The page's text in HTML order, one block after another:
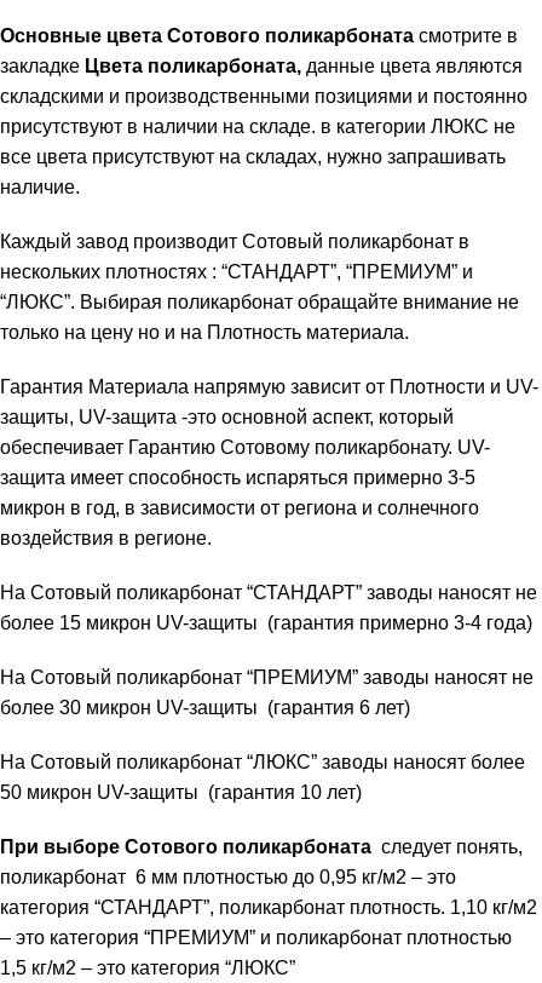
Основные цвета Сотового поликарбоната смотрите в
закладке Цвета поликарбоната, данные цвета являются
складскими и производственными позициями и постоянно
присутствуют в наличии на складе. в категории ЛЮКС не
все цвета присутствуют на складах, нужно запрашивать
наличие.
Каждый завод производит Сотовый поликарбонат в
нескольких плотностях : “СТАНДАРТ”, “ПРЕМИУМ” и
“ЛЮКС”. Выбирая поликарбонат обращайте внимание не
только на цену но и на Плотность материала.
Гарантия Материала напрямую зависит от Плотности и UV-
защиты, UV-защита -это основной аспект, который
обеспечивает Гарантию Сотовому поликарбонату. UV-
защита имеет способность испаряться примерно 3-5
микрон в год, в зависимости от региона и солнечного
воздействия в регионе.
На Сотовый поликарбонат “СТАНДАРТ” заводы наносят не
более 15 микрон UV-защиты (гарантия примерно 3-4 года)
На Сотовый поликарбонат “ПРЕМИУМ” заводы наносят не
более 30 микрон UV-защиты (гарантия 6 лет)
На Сотовый поликарбонат “ЛЮКС” заводы наносят более
50 микрон UV-защиты (гарантия 10 лет)
При выборе Сотового поликарбоната следует понять,
поликарбонат 6 мм плотностью до 0,95 кг/м2 – это
категория “СТАНДАРТ”, поликарбонат плотность. 1,10 кг/м2
– это категория “ПРЕМИУМ” и поликарбонат плотностью
1,5 кг/м2 – это категория “ЛЮКС”